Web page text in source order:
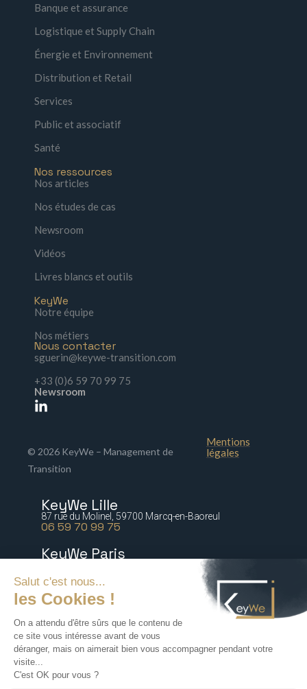
Banque et assurance
Logistique et Supply Chain
Énergie et Environnement
Distribution et Retail
Services
Public et associatif
Santé
Nos ressources
Nos articles
Nos études de cas
Newsroom
Vidéos
Livres blancs et outils
KeyWe
Notre équipe
Nos métiers
Nous contacter
sguerin@keywe-transition.com
+33 (0)6 59 70 99 75
Newsroom
© 2026 KeyWe – Management de
Transition
Mentions
légales
KeyWe Lille
87 rue du Molinel, 59700 Marcq-en-Baoreul
06 59 70 99 75
KeyWe Paris
5 bis rue Marguerite de Rochechouart 75009 Paris
06 77 64 21 54
KeyWe Nantes
06 16 47 67 88
KeyWe Lyon
72 rue Tronchet, 69006 Lyon
06 18 71 76 60